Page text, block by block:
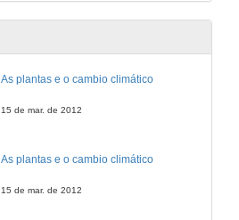
As plantas e o cambio climático
15 de mar. de 2012
As plantas e o cambio climático
15 de mar. de 2012